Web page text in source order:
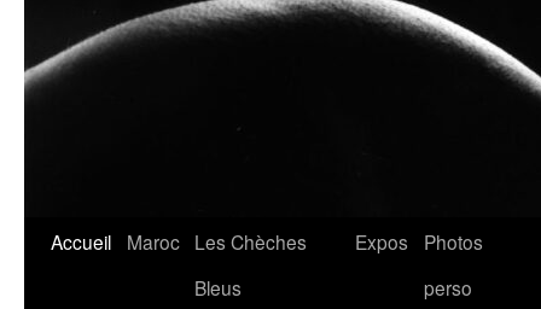
Accueil Maroc Les Chèches
Bleus
Expos
Photos
perso